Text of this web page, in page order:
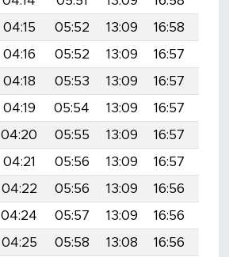
04:15 05:52 13:09 16:58
04:16 05:52 13:09 16:57
04:18 05:53 13:09 16:57
04:19 05:54 13:09 16:57
04:20 05:55 13:09 16:57
04:21 05:56 13:09 16:57
04:22 05:56 13:09 16:56
04:24 05:57 13:09 16:56
04:25 05:58 13:08 16:56